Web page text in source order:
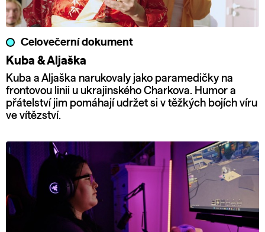
Celovečerní dokument
Kuba & Aljaška
Kuba a Aljaška narukovaly jako paramedičky na
frontovou linii u ukrajinského Charkova. Humor a
přátelství jim pomáhají udržet si v těžkých bojích víru
ve vítězství.